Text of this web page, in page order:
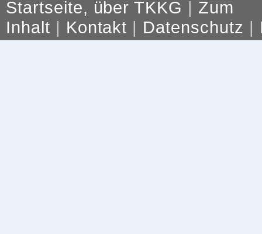
Startseite, über TKKG | Zum
Inhalt | Kontakt | Datenschutz |